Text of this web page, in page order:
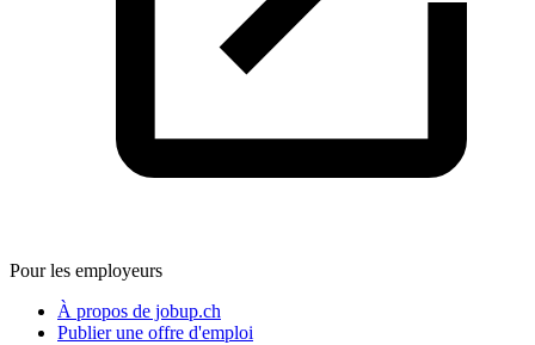
Pour les employeurs
À propos de jobup.ch
Publier une offre d'emploi